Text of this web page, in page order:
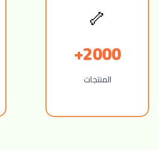
🦴
2000+
المنتجات